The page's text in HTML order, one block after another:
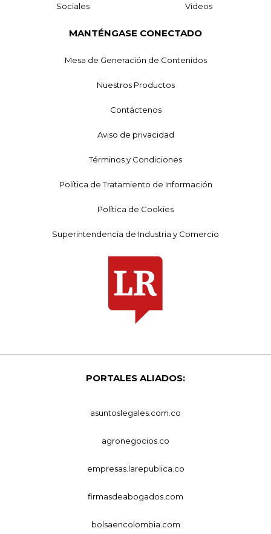
Sociales Videos
MANTÉNGASE CONECTADO
Mesa de Generación de Contenidos
Nuestros Productos
Contáctenos
Aviso de privacidad
Términos y Condiciones
Política de Tratamiento de Información
Política de Cookies
Superintendencia de Industria y Comercio
PORTALES ALIADOS:
asuntoslegales.com.co
agronegocios.co
empresas.larepublica.co
firmasdeabogados.com
bolsaencolombia.com